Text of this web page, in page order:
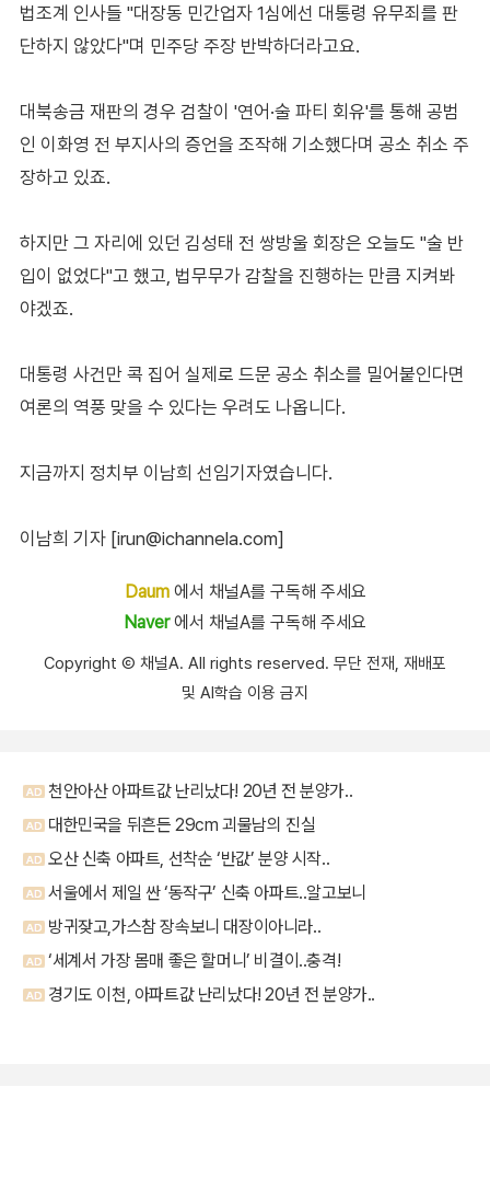
법조계 인사들 "대장동 민간업자 1심에선 대통령 유무죄를 판
단하지 않았다"며 민주당 주장 반박하더라고요.
대북송금 재판의 경우 검찰이 '연어·술 파티 회유'를 통해 공범
인 이화영 전 부지사의 증언을 조작해 기소했다며 공소 취소 주
장하고 있죠.
하지만 그 자리에 있던 김성태 전 쌍방울 회장은 오늘도 "술 반
입이 없었다"고 했고, 법무무가 감찰을 진행하는 만큼 지켜봐
야겠죠.
대통령 사건만 콕 집어 실제로 드문 공소 취소를 밀어붙인다면
여론의 역풍 맞을 수 있다는 우려도 나옵니다.
지금까지 정치부 이남희 선임기자였습니다.
이남희 기자 [irun@ichannela.com]
Daum에서 채널A를 구독해 주세요
Naver에서 채널A를 구독해 주세요
Copyright Ⓒ 채널A. All rights reserved. 무단 전재, 재배포
및 AI학습 이용 금지